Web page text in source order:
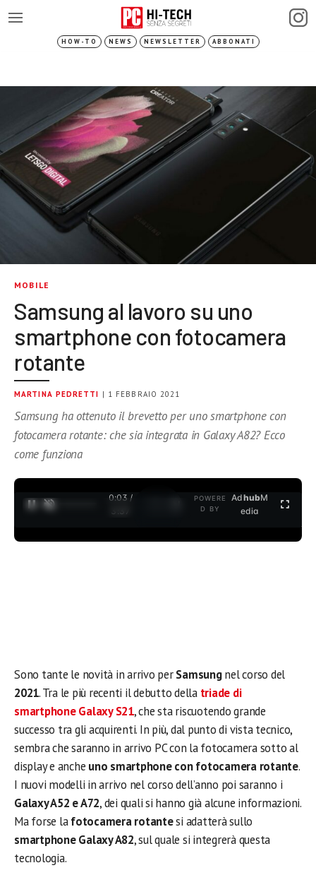
HOW-TO NEWS NEWSLETTER ABBONATI
MOBILE
Samsung al lavoro su uno
smartphone con fotocamera
rotante
MARTINA PEDRETTI | 1 FEBBRAIO 2021
Samsung ha ottenuto il brevetto per uno smartphone con
fotocamera rotante: che sia integrata in Galaxy A82? Ecco
come funziona
0:04 /
3:37
POWERE
D BY
AdhubM
edia
Sono tante le novità in arrivo perSamsungnel corso del
2021. Tra le più recenti il debutto della triade di
smartphone Galaxy S21, che sta riscuotendo grande
successo tra gli acquirenti. In più, dal punto di vista tecnico,
sembra che saranno in arrivo PC con la fotocamera sotto al
display e anche uno smartphone con fotocamera rotante.
I nuovi modelli in arrivo nel corso dell’anno poi saranno i
Galaxy A52 e A72, dei quali si hanno già alcune informazioni.
Ma forse lafotocamera rotantesi adatterà sullo
smartphone Galaxy A82, sul quale si integrerà questa
tecnologia.